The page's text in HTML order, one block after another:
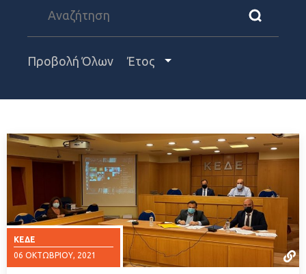
Προβολή Όλων Έτος
ΚΕΔΕ
06 ΟΚΤΩΒΡΊΟΥ, 2021